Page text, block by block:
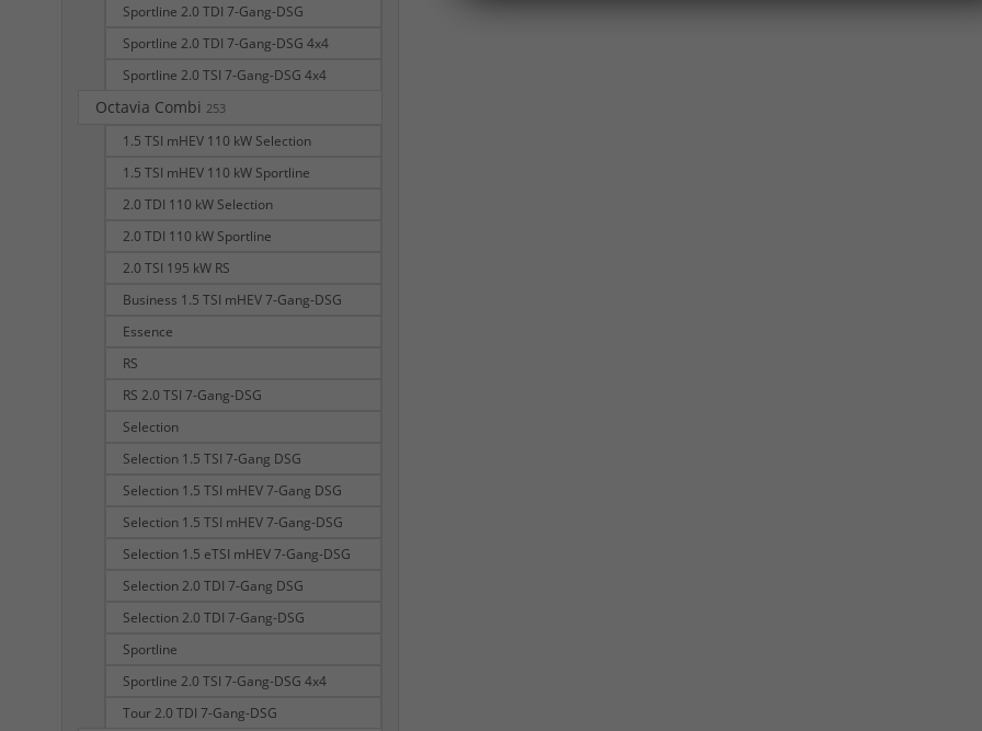
Sportline 2.0 TDI 7-Gang-DSG
Sportline 2.0 TDI 7-Gang-DSG 4x4
Sportline 2.0 TSI 7-Gang-DSG 4x4
Octavia Combi 253
1.5 TSI mHEV 110 kW Selection
1.5 TSI mHEV 110 kW Sportline
2.0 TDI 110 kW Selection
2.0 TDI 110 kW Sportline
2.0 TSI 195 kW RS
Business 1.5 TSI mHEV 7-Gang-DSG
Essence
RS
RS 2.0 TSI 7-Gang-DSG
Selection
Selection 1.5 TSI 7-Gang DSG
Selection 1.5 TSI mHEV 7-Gang DSG
Selection 1.5 TSI mHEV 7-Gang-DSG
Selection 1.5 eTSI mHEV 7-Gang-DSG
Selection 2.0 TDI 7-Gang DSG
Selection 2.0 TDI 7-Gang-DSG
Sportline
Sportline 2.0 TSI 7-Gang-DSG 4x4
Tour 2.0 TDI 7-Gang-DSG